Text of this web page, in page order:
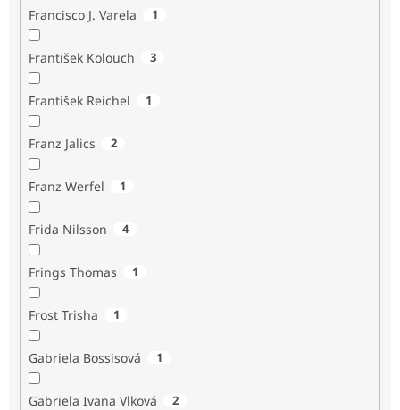
Francisco J. Varela 1
František Kolouch 3
František Reichel 1
Franz Jalics 2
Franz Werfel 1
Frida Nilsson 4
Frings Thomas 1
Frost Trisha 1
Gabriela Bossisová 1
Gabriela Ivana Vlková 2